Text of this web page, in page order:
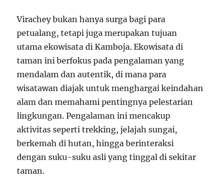
Virachey bukan hanya surga bagi para
petualang, tetapi juga merupakan tujuan
utama ekowisata di Kamboja. Ekowisata di
taman ini berfokus pada pengalaman yang
mendalam dan autentik, di mana para
wisatawan diajak untuk menghargai keindahan
alam dan memahami pentingnya pelestarian
lingkungan. Pengalaman ini mencakup
aktivitas seperti trekking, jelajah sungai,
berkemah di hutan, hingga berinteraksi
dengan suku-suku asli yang tinggal di sekitar
taman.